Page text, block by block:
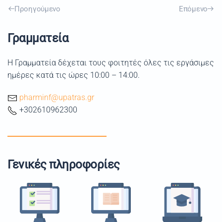
Προηγούμενο Επόμενο
Γραμματεία
Η Γραμματεία δέχεται τους φοιτητές όλες τις εργάσιμες
ημέρες κατά τις ώρες 10:00 – 14:00.
pharminf@upatras.gr
+302610962300
Γενικές πληροφορίες